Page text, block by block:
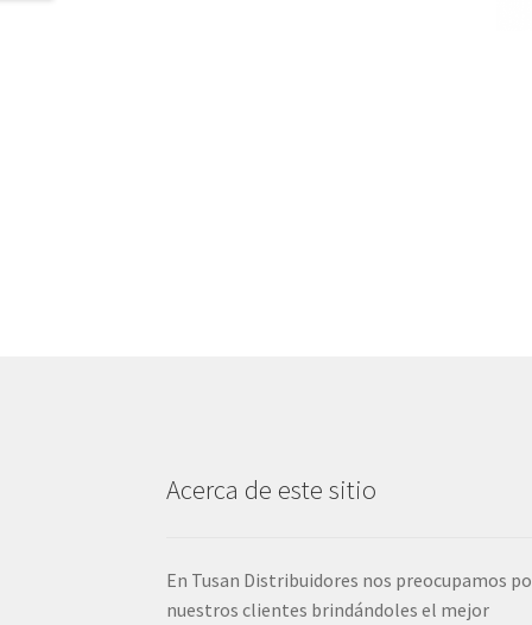
Acerca de este sitio
En Tusan Distribuidores nos preocupamos
nuestros clientes brindándoles el mejor